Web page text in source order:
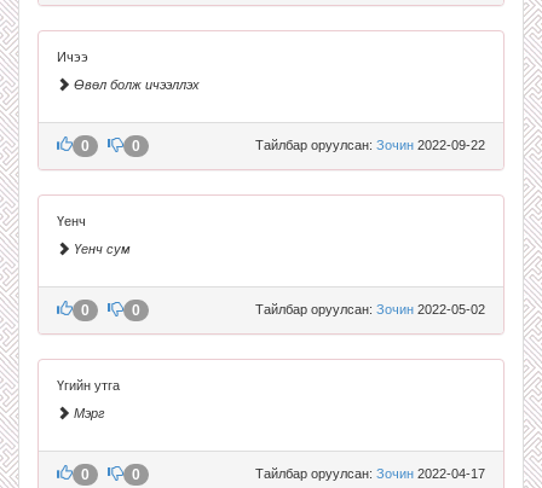
Ичээ
Өвөл болж ичээллэх
Тайлбар оруулсан: Зочин 2022-09-22
0 0
Үенч
Үенч сум
Тайлбар оруулсан: Зочин 2022-05-02
0 0
Үгийн утга
Мэрг
Тайлбар оруулсан: Зочин 2022-04-17
0 0